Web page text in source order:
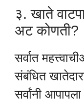
३. खाते
अट कोणती?
सर्वात
संबंधित
सर्वांनी